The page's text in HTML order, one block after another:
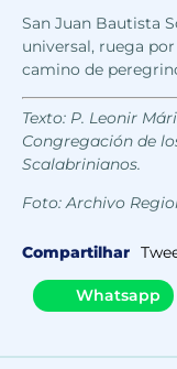
San Juan Bautista
universal, ruega
camino de
Texto: P. Leonir
Congregación de
Scalabrinianos.
Foto: Archivo
Compartilhar
Whatsapp